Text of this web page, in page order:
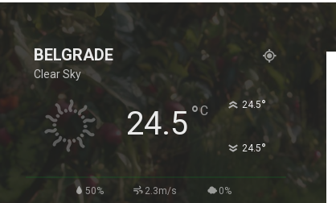
BELGRADE
Clear Sky
24.5°C 24.5°
24.5°
50% 2.3m/s 0%